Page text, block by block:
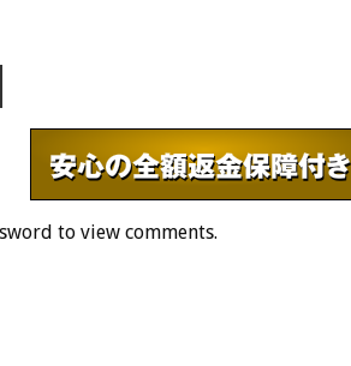
to view comments.